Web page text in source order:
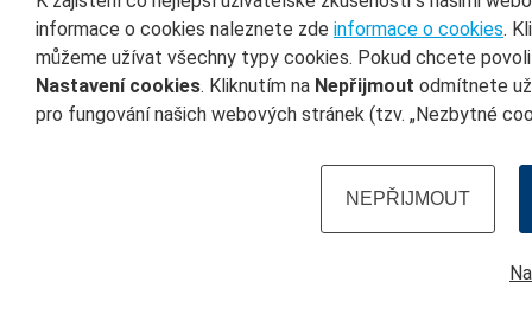
informace o cookies naleznete zde informace o cookies.
můžeme užívat všechny typy cookies. Pokud chcete
Nastavení cookies. Kliknutím na Nepřijmout odmítnete
pro fungování našich webových stránek (tzv. „Nezbytné
NEPŘIJMOUT